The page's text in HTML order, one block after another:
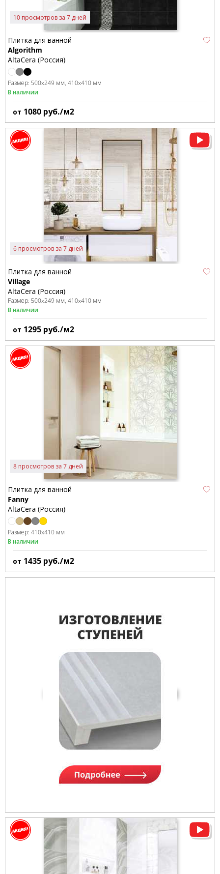
10 просмотров за 7 дней
Плитка для ванной
Algorithm
AltaCera (Россия)
Размер: 500x249 мм 410x410 мм
В наличии
от 1080 руб./м2
6 просмотров за 7 дней
Плитка для ванной
Village
AltaCera (Россия)
Размер: 500x249 мм 410x410 мм
В наличии
от 1295 руб./м2
8 просмотров за 7 дней
Плитка для ванной
Fanny
AltaCera (Россия)
Размер: 410x410 мм
В наличии
от 1435 руб./м2